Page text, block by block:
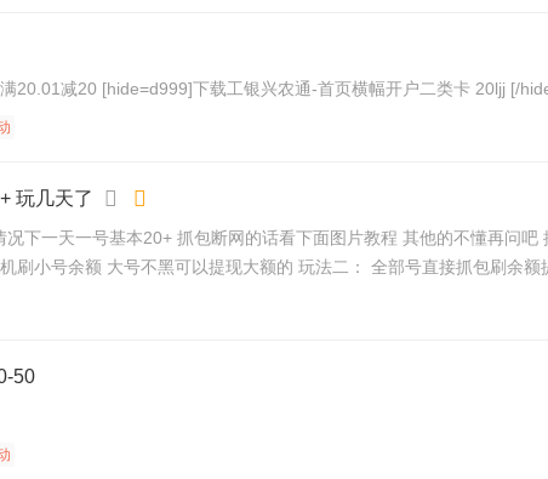
清朝老毛，没玩的去玩，工商银行活动，满20.01减20 [hide=d999]下载工银兴农通-首
玩几天了
50